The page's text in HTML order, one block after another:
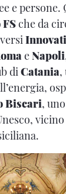
e persone.
che da
eNapoli
diCatania,
Biscari,